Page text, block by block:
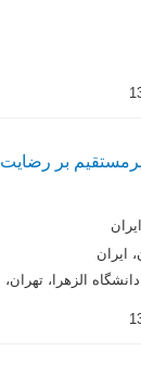
بر
ایران
الزهرا، تهران،